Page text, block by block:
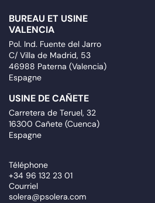
BUREAU ET USINE
VALENCIA
Pol. Ind. Fuente del Jarro
C/ Villa de Madrid, 53
46988 Paterna (Valencia)
Espagne
USINE DE CAÑETE
Carretera de Teruel, 32
16300 Cañete (Cuenca)
Espagne
Téléphone
+34 96 132 23 01
Courriel
solera@psolera.com